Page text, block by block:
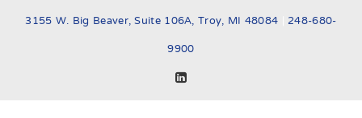
3155 W. Big Beaver, Suite 106A, Troy, MI 48084 248-680-
9900